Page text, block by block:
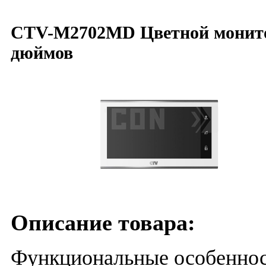
CTV-M2702MD Цветной
дюймов
Описание товара:
Функциональные